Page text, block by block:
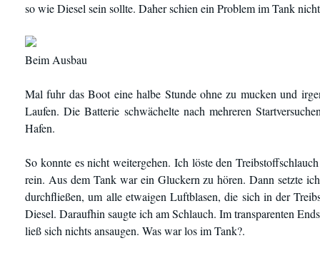
so wie Diesel sein sollte. Daher schien ein Problem im Tank
Beim Ausbau
Mal fuhr das Boot eine halbe Stunde ohne zu mucken und
Laufen. Die Batterie schwächelte nach mehreren
Hafen.
So konnte es nicht weitergehen. Ich löste den
rein. Aus dem Tank war ein Gluckern zu hören. Dann setzte
durchfließen, um alle etwaigen Luftblasen, die sich in der
Diesel. Daraufhin saugte ich am Schlauch. Im transparenten
ließ sich nichts ansaugen. Was war los im Tank?.